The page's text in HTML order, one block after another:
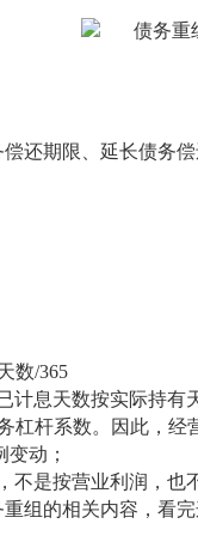
还期限、延长债务
数/365
计息天数按实际持有
杠杆系数。因此，
动；
不是按营业利润，也
重组的相关内容，看